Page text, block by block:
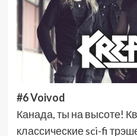
#6 Voivod
Канада, ты на высоте!
классические sci-fi